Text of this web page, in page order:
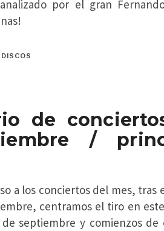
analizado por el gran
DISCOS
de
/
a los conciertos del mes, tras
centramos el tiro en
septiembre y comienzos de